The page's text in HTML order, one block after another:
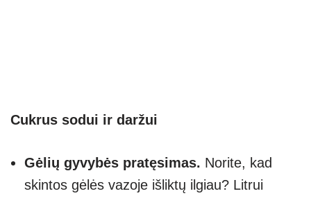
Cukrus sodui ir daržui
Gėlių gyvybės pratęsimas. Norite, kad
skintos gėlės vazoje išliktų ilgiau? Litrui